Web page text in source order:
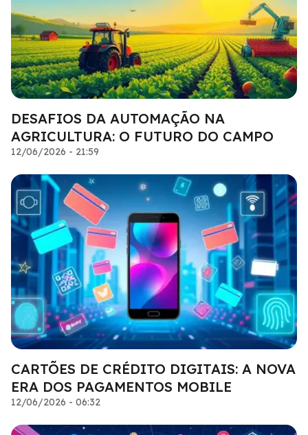
DESAFIOS DA AUTOMAÇÃO NA
AGRICULTURA: O FUTURO DO CAMPO
12/06/2026 - 21:59
CARTÕES DE CRÉDITO DIGITAIS: A NOVA
ERA DOS PAGAMENTOS MOBILE
12/06/2026 - 06:32